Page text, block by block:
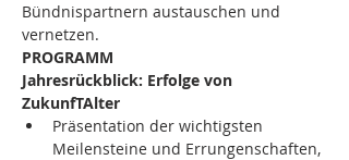
Bündnispartnern austauschen und
vernetzen.
PROGRAMM
Jahresrückblick: Erfolge von
ZukunfTAlter
Präsentation der wichtigsten
Meilensteine und Errungenschaften,